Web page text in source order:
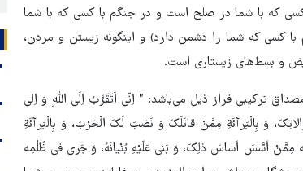
که با شما در صلح است و در جنگم با کسی که با شما
که شما را دشمن دارد) و اینگونه زیستن و مردن،
و بسط‌های زیستاری است.
ترکیبی فراز ذیل می‌باشد: ” اِنّی اَتَقَرَّبُ اِلَی اللّهِ وَ اِلی
وَ بِالْبَرآئَةِ مِمَّنْ قاتَلَکَ وَ نَصَبَ لَکَ الْحَرْبَ، وَ بِالْبَرآئَةِ
مِمَّنْ اَسَّسَ اَساسَ ذلِکَ، وَ بَنی عَلَیْهِ بُنْیانَهُ، وَ جَری فی ظُلْمِه